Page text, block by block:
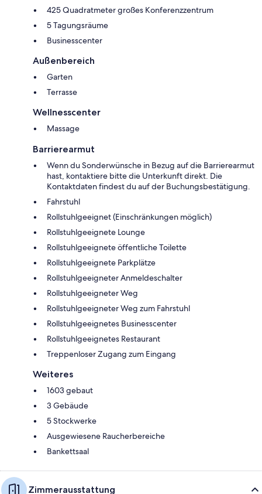
425 Quadratmeter großes Konferenzzentrum
5 Tagungsräume
Businesscenter
Außenbereich
Garten
Terrasse
Wellnesscenter
Massage
Barrierearmut
Wenn du Sonderwünsche in Bezug auf die Barrierearmut
hast, kontaktiere bitte die Unterkunft direkt. Die
Kontaktdaten findest du auf der Buchungsbestätigung.
Fahrstuhl
Rollstuhlgeeignet (Einschränkungen möglich)
Rollstuhlgeeignete Lounge
Rollstuhlgeeignete öffentliche Toilette
Rollstuhlgeeignete Parkplätze
Rollstuhlgeeigneter Anmeldeschalter
Rollstuhlgeeigneter Weg
Rollstuhlgeeigneter Weg zum Fahrstuhl
Rollstuhlgeeignetes Businesscenter
Rollstuhlgeeignetes Restaurant
Treppenloser Zugang zum Eingang
Weiteres
1603 gebaut
3 Gebäude
5 Stockwerke
Ausgewiesene Raucherbereiche
Bankettsaal
Zimmerausstattung